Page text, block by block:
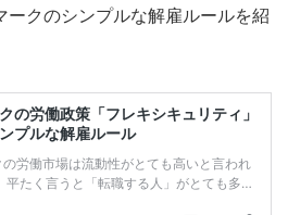
載 TRAVEL– 旅行
について
クのシンプルな解雇ルールを紹